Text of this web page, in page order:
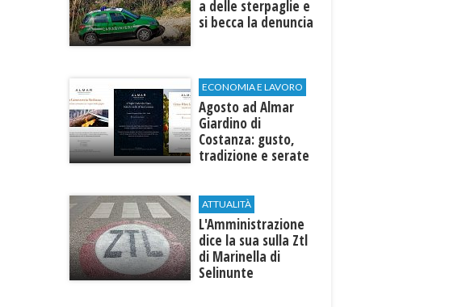
a delle sterpaglie e
si becca la denuncia
ECONOMIA E LAVORO
Agosto ad Almar
Giardino di
Costanza: gusto,
tradizione e serate
esterni
ATTUALITÀ
L'Amministrazione
dice la sua sulla Ztl
di Marinella di
Selinunte